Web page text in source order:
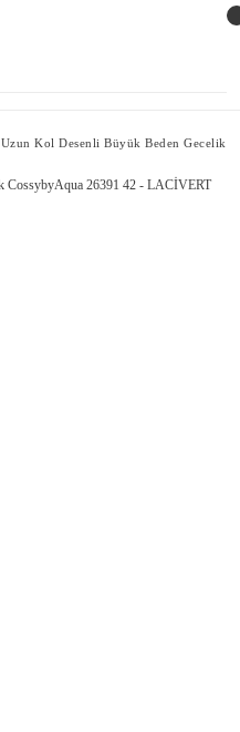
Uzun Kol Desenli Büyük Beden Gecelik